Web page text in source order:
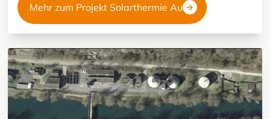
Mehr zum Projekt Solarthermie Au